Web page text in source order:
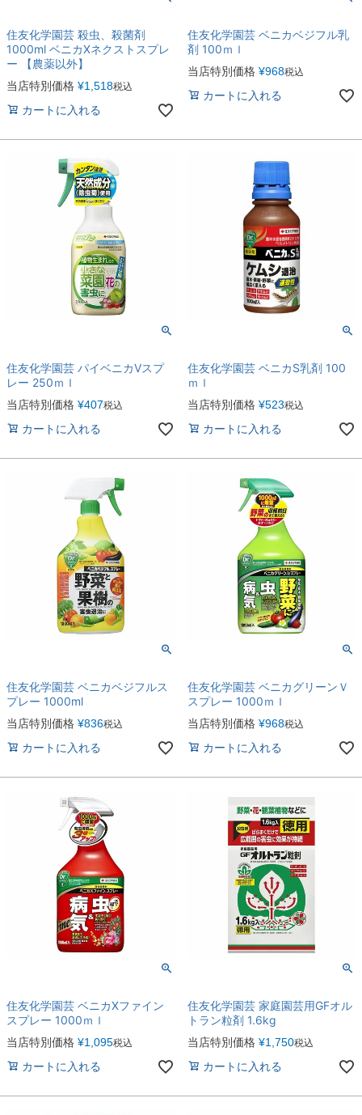
住友化学園芸 殺虫、殺菌剤
1000ml ベニカXネクストスプレ
ー 【農薬以外】
当店特別価格 ¥1,518税込
カートに入れる
住友化学園芸 ベニカベジフル乳
剤 100ｍｌ
当店特別価格 ¥968税込
カートに入れる
住友化学園芸 パイベニカVスプ
レー 250ｍｌ
当店特別価格 ¥407税込
カートに入れる
住友化学園芸 ベニカS乳剤 100
ｍｌ
当店特別価格 ¥523税込
カートに入れる
住友化学園芸 ベニカベジフルス
プレー 1000ml
当店特別価格 ¥836税込
カートに入れる
住友化学園芸 ベニカグリーンＶ
スプレー 1000ｍｌ
当店特別価格 ¥968税込
カートに入れる
住友化学園芸 ベニカXファイン
スプレー 1000ｍｌ
当店特別価格 ¥1,095税込
カートに入れる
住友化学園芸 家庭園芸用GFオル
トラン粒剤 1.6kg
当店特別価格 ¥1,750税込
カートに入れる